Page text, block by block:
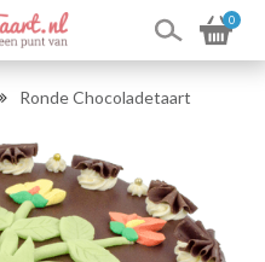
0
Ronde Chocoladetaart